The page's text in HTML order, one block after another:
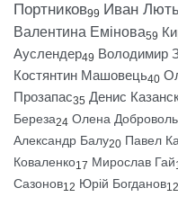
Портников99 Иван
Валентина Емінова59
Ауслендер49 Володимир
Костянтин Машовець40
Прозапас35 Денис
Береза24 Олена
Александр Балу20 Павел
Коваленко17 Мирослав Гай
Сазонов12 Юрій Богданов12